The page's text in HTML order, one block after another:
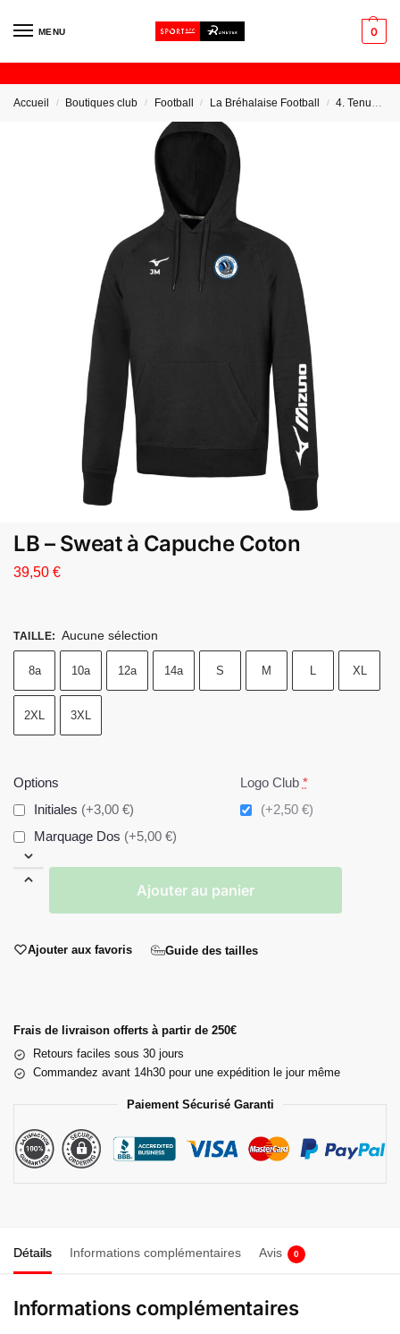
MENU 0
Accueil / Boutiques club / Football / La Bréhalaise Football / 4. Tenues Educateur
LB – Sweat à Capuche Coton
39,50 €
TAILLE: Aucune sélection
8a 10a 12a 14a S M L XL
2XL 3XL
Options
Initiales (+3,00 €)
Marquage Dos (+5,00 €)
Logo Club *
(+2,50 €)
Ajouter au panier
Ajouter aux favoris Guide des tailles
Frais de livraison offerts à partir de 250€
Retours faciles sous 30 jours
Commandez avant 14h30 pour une expédition le jour même
Paiement Sécurisé Garanti
Détails Informations complémentaires Avis 0
Informations complémentaires